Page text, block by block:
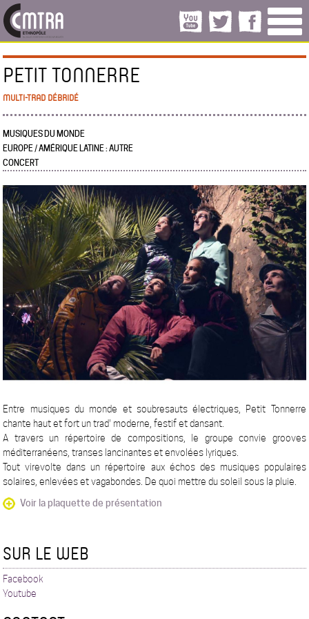
PETIT TONNERRE
MULTI-TRAD DÉBRIDÉ
MUSIQUES DU MONDE
EUROPE / AMÉRIQUE LATINE : AUTRE
CONCERT
Entre musiques du monde et soubresauts électriques, Petit Tonnerre
chante haut et fort un trad' moderne, festif et dansant.
A travers un répertoire de compositions, le groupe convie grooves
méditerranéens, transes lancinantes et envolées lyriques.
Tout virevolte dans un répertoire aux échos des musiques populaires
solaires, enlevées et vagabondes. De quoi mettre du soleil sous la pluie.
Voir la plaquette de présentation
SUR LE WEB
Facebook
Youtube